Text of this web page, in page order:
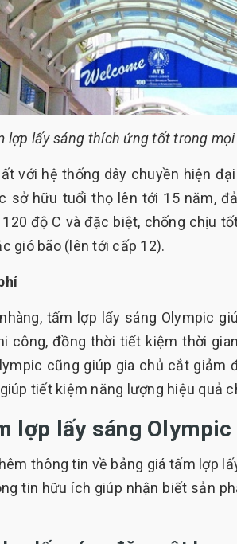
lợp lấy sáng thích ứng tốt trong
với hệ thống dây chuyền hiện
sở hữu tuổi thọ lên tới 15 năm,
độ C và đặc biệt, chống chịu
gió bão (lên tới cấp 12).
tấm lợp lấy sáng Olympic
công, đồng thời tiết kiệm thời
cũng giúp gia chủ cắt giảm
tiết kiệm năng lượng hiệu quả
lợp lấy sáng
thông tin về bảng giá tấm lợp
tin hữu ích giúp nhận biết sản